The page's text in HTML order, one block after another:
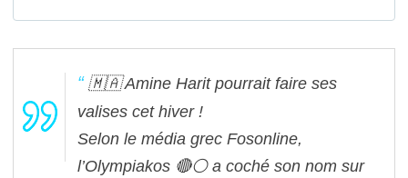
🇲🇦 Amine Harit pourrait faire ses
valises cet hiver !
Selon le média grec Fosonline,
l’Olympiakos 🔴⚪️ a coché son nom sur